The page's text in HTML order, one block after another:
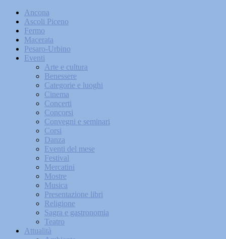
Ancona
Ascoli Piceno
Fermo
Macerata
Pesaro-Urbino
Eventi
Arte e cultura
Benessere
Categorie e luoghi
Cinema
Concerti
Concorsi
Convegni e seminari
Corsi
Danza
Eventi del mese
Festival
Mercatini
Mostre
Musica
Presentazione libri
Religione
Sagra e gastronomia
Teatro
Attualità